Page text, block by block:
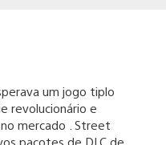
um jogo tiplo
revolucionário e
mercado . Street
pacotes de DLC de